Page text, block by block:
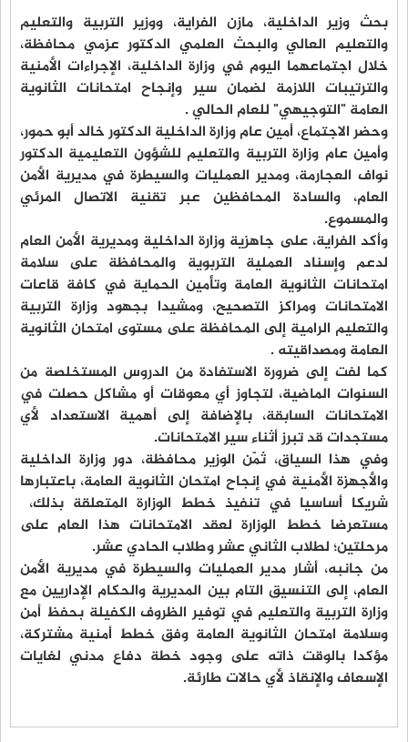
بحث وزير الداخلية، مازن الفراية، ووزير التربية والتعليم
والتعليم العالي والبحث العلمي الدكتور عزمي محافظة،
خلال اجتماعهما اليوم في وزارة الداخلية، الإجراءات الأمنية
والترتيبات اللازمة لضمان سير وإنجاح امتحانات الثانوية
العامة "التوجيهي" للعام الحالي .
وحضر الاجتماع، أمين عام وزارة الداخلية الدكتور خالد أبو حمور،
وأمين عام وزارة التربية والتعليم للشؤون التعليمية الدكتور
نواف العجارمة، ومدير العمليات والسيطرة في مديرية الأمن
العام، والسادة المحافظين عبر تقنية الاتصال المرئي
والمسموع.
وأكد الفراية، على جاهزية وزارة الداخلية ومديرية الأمن العام
لدعم وإسناد العملية التربوية والمحافظة على سلامة
امتحانات الثانوية العامة وتأمين الحماية في كافة قاعات
الامتحانات ومراكز التصحيح، ومشيدا بجهود وزارة التربية
والتعليم الرامية إلى المحافظة على مستوى امتحان الثانوية
العامة ومصداقيته .
كما لفت إلى ضرورة الاستفادة من الدروس المستخلصة من
السنوات الماضية، لتجاوز أي معوقات أو مشاكل حصلت في
الامتحانات السابقة، بالإضافة إلى أهمية الاستعداد لأي
مستجدات قد تبرز أثناء سير الامتحانات.
وفي هذا السياق، ثمّن الوزير محافظة، دور وزارة الداخلية
والأجهزة الأمنية في إنجاح امتحان الثانوية العامة، باعتبارها
شريكا أساسيا في تنفيذ خطط الوزارة المتعلقة بذلك،
مستعرضا خطط الوزارة لعقد الامتحانات هذا العام على
مرحلتين؛ لطلاب الثاني عشر وطلاب الحادي عشر.
من جانبه، أشار مدير العمليات والسيطرة في مديرية الأمن
العام، إلى التنسيق التام بين المديرية والحكام الإداريين مع
وزارة التربية والتعليم في توفير الظروف الكفيلة بحفظ أمن
وسلامة امتحان الثانوية العامة وفق خطط أمنية مشتركة،
مؤكدا بالوقت ذاته على وجود خطة دفاع مدني لغايات
الإسعاف والإنقاذ لأي حالات طارئة.